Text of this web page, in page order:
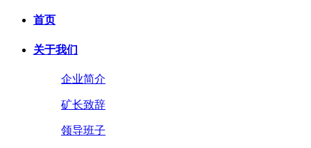
首页
关于我们
企业简介
矿长致辞
领导班子